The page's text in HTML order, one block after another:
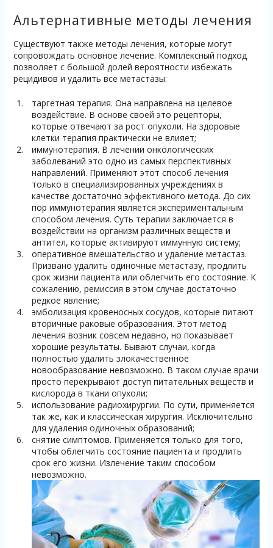
Альтернативные методы лечения
Существуют также методы лечения, которые могут
сопровождать основное лечение. Комплексный подход
позволяет с большой долей вероятности избежать
рецидивов и удалить все метастазы:
таргетная терапия. Она направлена на целевое
воздействие. В основе своей это рецепторы,
которые отвечают за рост опухоли. На здоровые
клетки терапия практически не влияет;
иммунотерапия. В лечении онкологических
заболеваний это одно из самых перспективных
направлений. Применяют этот способ лечения
только в специализированных учреждениях в
качестве достаточно эффективного метода. До сих
пор иммунотерапия является экспериментальным
способом лечения. Суть терапии заключается в
воздействии на организм различных веществ и
антител, которые активируют иммунную систему;
оперативное вмешательство и удаление метастаз.
Призвано удалить одиночные метастазу, продлить
срок жизни пациента или облегчить его состояние. К
сожалению, ремиссия в этом случае достаточно
редкое явление;
эмболизация кровеносных сосудов, которые питают
вторичные раковые образования. Этот метод
лечения возник совсем недавно, но показывает
хорошие результаты. Бывают случаи, когда
полностью удалить злокачественное
новообразование невозможно. В таком случае врачи
просто перекрывают доступ питательных веществ и
кислорода в ткани опухоли;
использование радиохирургии. По сути, применяется
так же, как и классическая хирургия. Исключительно
для удаления одиночных образований;
снятие симптомов. Применяется только для того,
чтобы облегчить состояние пациента и продлить
срок его жизни. Излечение таким способом
невозможно.